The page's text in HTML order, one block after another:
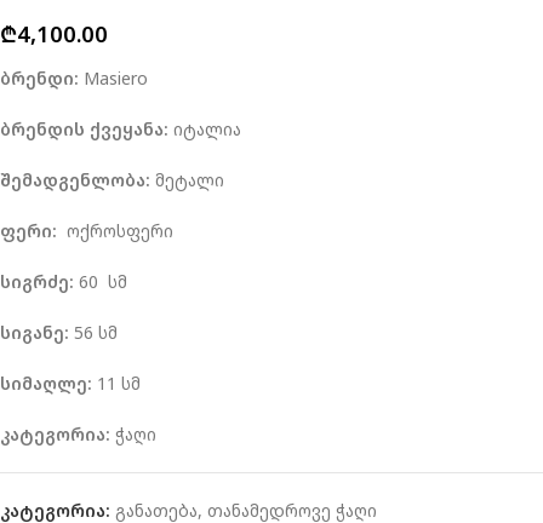
₾4,100.00
ბრენდი: Masiero
ბრენდის ქვეყანა: იტალია
შემადგენლობა: მეტალი
ფერი: ოქროსფერი
სიგრძე: 60 სმ
სიგანე: 56 სმ
სიმაღლე: 11 სმ
კატეგორია: ჭაღი
კატეგორია: განათება, თანამედროვე ჭაღი